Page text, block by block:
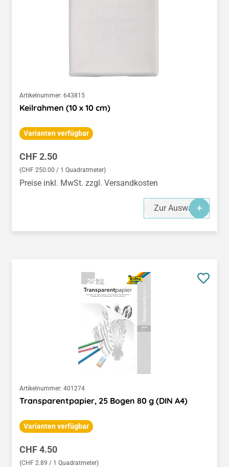
Artikelnummer: 643815
Keilrahmen (10 x 10 cm)
Varianten verfügbar
Regulärer Preis:
CHF 2.50
(CHF 250.00 / 1 Quadratmeter)
Preise inkl. MwSt. zzgl. Versandkosten
Zur Auswahl
Artikelnummer: 401274
Transparentpapier, 25 Bogen 80 g (DIN A4)
Varianten verfügbar
Regulärer Preis:
CHF 4.50
(CHF 2.89 / 1 Quadratmeter)